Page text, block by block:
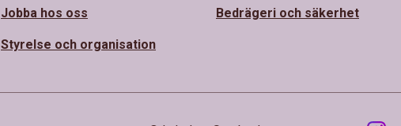
Jobba hos oss
Styrelse och organisation
Bedrägeri och säkerhet